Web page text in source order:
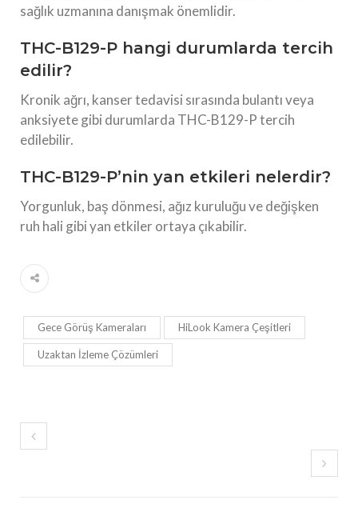
sağlık uzmanına danışmak önemlidir.
THC-B129-P hangi durumlarda tercih
edilir?
Kronik ağrı, kanser tedavisi sırasında bulantı veya
anksiyete gibi durumlarda THC-B129-P tercih
edilebilir.
THC-B129-P’nin yan etkileri nelerdir?
Yorgunluk, baş dönmesi, ağız kuruluğu ve değişken
ruh hali gibi yan etkiler ortaya çıkabilir.
Gece Görüş Kameraları HiLook Kamera Çeşitleri
Uzaktan İzleme Çözümleri